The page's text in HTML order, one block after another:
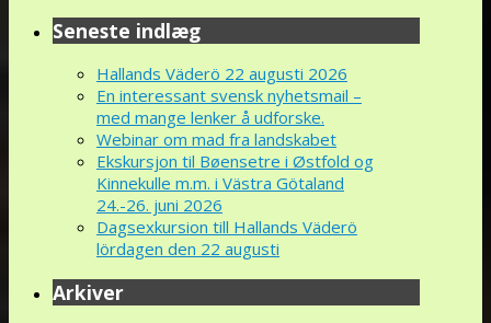
Seneste indlæg
Hallands Väderö 22 augusti 2026
En interessant svensk nyhetsmail –
med mange lenker å udforske.
Webinar om mad fra landskabet
Ekskursjon til Bøensetre i Østfold og
Kinnekulle m.m. i Västra Götaland
24.-26. juni 2026
Dagsexkursion till Hallands Väderö
lördagen den 22 augusti
Arkiver